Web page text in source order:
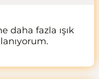
daha fazla ışık